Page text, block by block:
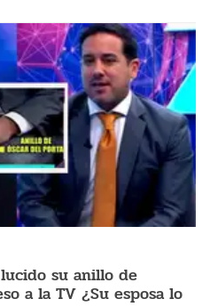
su anillo de
a la TV ¿Su esposa lo